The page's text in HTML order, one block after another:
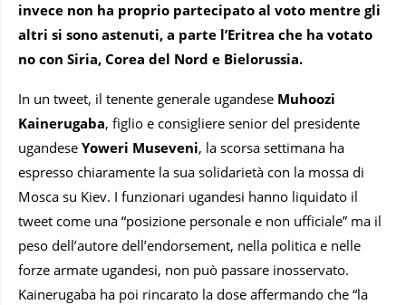
invece non ha proprio partecipato al voto mentre gli
altri si sono astenuti, a parte l’Eritrea che ha votato
no con Siria, Corea del Nord e Bielorussia.
In un tweet, il tenente generale ugandese Muhoozi
Kainerugaba, figlio e consigliere senior del presidente
ugandese Yoweri Museveni, la scorsa settimana ha
espresso chiaramente la sua solidarietà con la mossa di
Mosca su Kiev. I funzionari ugandesi hanno liquidato il
tweet come una “posizione personale e non ufficiale” ma il
peso dell’autore dell’endorsement, nella politica e nelle
forze armate ugandesi, non può passare inosservato.
Kainerugaba ha poi rincarato la dose affermando che “la